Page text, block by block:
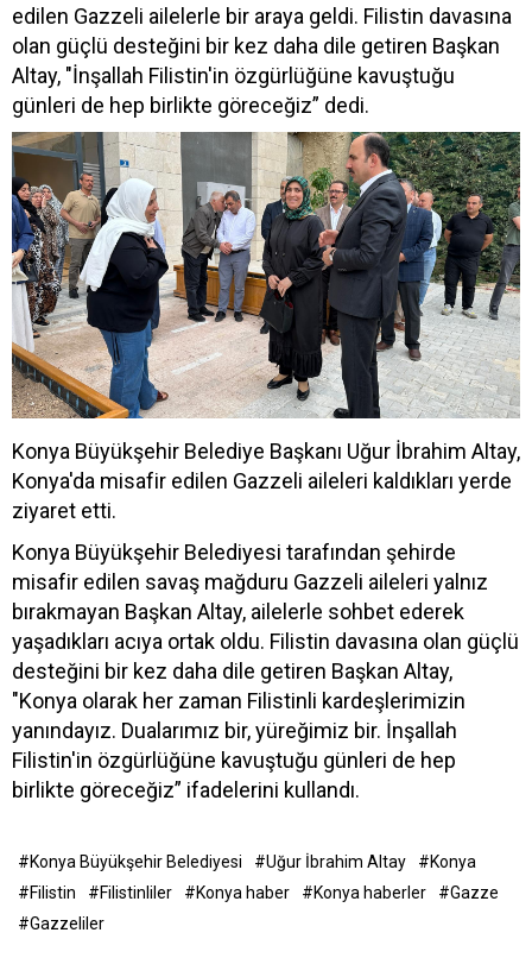
edilen Gazzeli ailelerle bir araya geldi. Filistin davasına
olan güçlü desteğini bir kez daha dile getiren Başkan
Altay, "İnşallah Filistin'in özgürlüğüne kavuştuğu
günleri de hep birlikte göreceğiz” dedi.
Konya Büyükşehir Belediye Başkanı Uğur İbrahim Altay,
Konya'da misafir edilen Gazzeli aileleri kaldıkları yerde
ziyaret etti.
Konya Büyükşehir Belediyesi tarafından şehirde
misafir edilen savaş mağduru Gazzeli aileleri yalnız
bırakmayan Başkan Altay, ailelerle sohbet ederek
yaşadıkları acıya ortak oldu. Filistin davasına olan güçlü
desteğini bir kez daha dile getiren Başkan Altay,
"Konya olarak her zaman Filistinli kardeşlerimizin
yanındayız. Dualarımız bir, yüreğimiz bir. İnşallah
Filistin'in özgürlüğüne kavuştuğu günleri de hep
birlikte göreceğiz” ifadelerini kullandı.
#Konya Büyükşehir Belediyesi #Uğur İbrahim Altay
#Konya
#Filistin
#Filistinliler #Konya haber #Konya haberler
#Gazze
#Gazzeliler